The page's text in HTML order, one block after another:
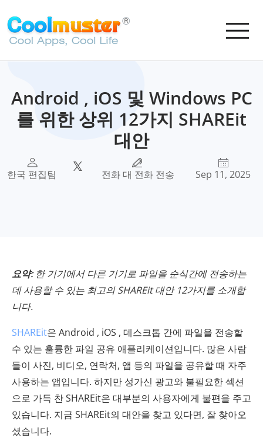
Android , iOS 및 Windows PC
를 위한 상위 12가지 SHAREit
대안
한국 편집팀 전화 대 전화 전송 Sep 11, 2025
요약:한 기기에서 다른 기기로 파일을 순식간에 전송하는
데 사용할 수 있는 최고의 SHAREit 대안 12가지를 소개합
니다.
SHAREit은 Android , iOS , 데스크톱 간에 파일을 전송할
수 있는 훌륭한 파일 공유 애플리케이션입니다. 많은 사람
들이 사진, 비디오, 연락처, 앱 등의 파일을 공유할 때 자주
사용하는 앱입니다. 하지만 성가신 광고와 불필요한 섹션
으로 가득 찬 SHAREit은 대부분의 사용자에게 불편을 주고
있습니다. 지금 SHAREit의 대안을 찾고 있다면, 잘 찾아오
셨습니다.